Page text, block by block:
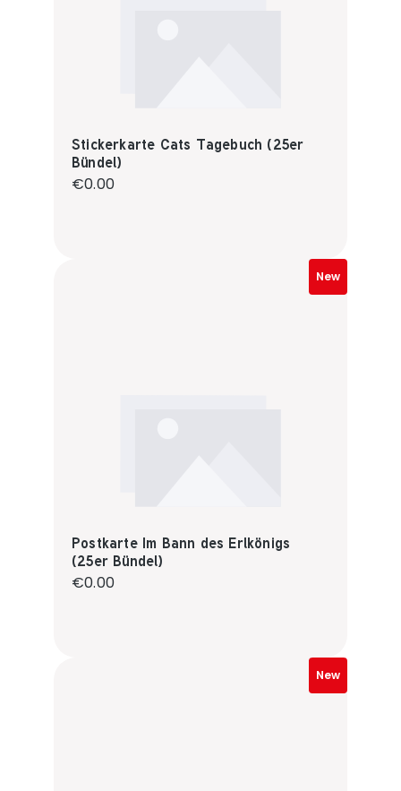
Stickerkarte Cats Tagebuch (25er
Bündel)
Regular price:
€0.00
New
Postkarte Im Bann des Erlkönigs
(25er Bündel)
Regular price:
€0.00
New